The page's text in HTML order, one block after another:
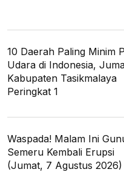
10 Daerah Paling Minim
Udara di Indonesia,
Kabupaten Tasikmalaya
Peringkat 1
Waspada! Malam Ini
Semeru Kembali Erupsi
(Jumat, 7 Agustus 2026)